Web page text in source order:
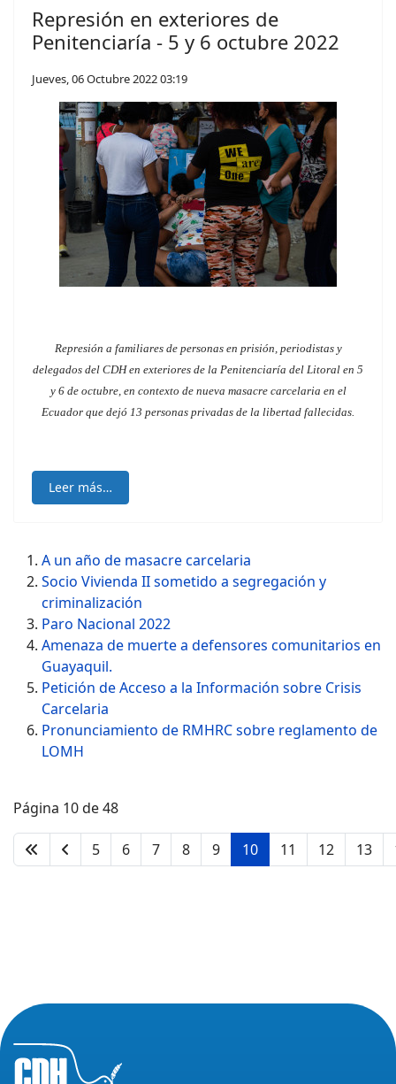
Represión en exteriores de
Penitenciaría - 5 y 6 octubre 2022
Jueves, 06 Octubre 2022 03:19
Represión a familiares de personas en prisión, periodistas y
delegados del CDH en exteriores de la Penitenciaría del Litoral en 5
y 6 de octubre, en contexto de nueva masacre carcelaria en el
Ecuador que dejó 13 personas privadas de la libertad fallecidas.
Leer más…
A un año de masacre carcelaria
Socio Vivienda II sometido a segregación y
criminalización
Paro Nacional 2022
Amenaza de muerte a defensores comunitarios en
Guayaquil.
Petición de Acceso a la Información sobre Crisis
Carcelaria
Pronunciamiento de RMHRC sobre reglamento de
LOMH
Página 10 de 48
5 6 7 8 9 10 11 12 13